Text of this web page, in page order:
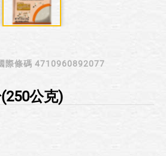
際條碼 4710960892077
公克)